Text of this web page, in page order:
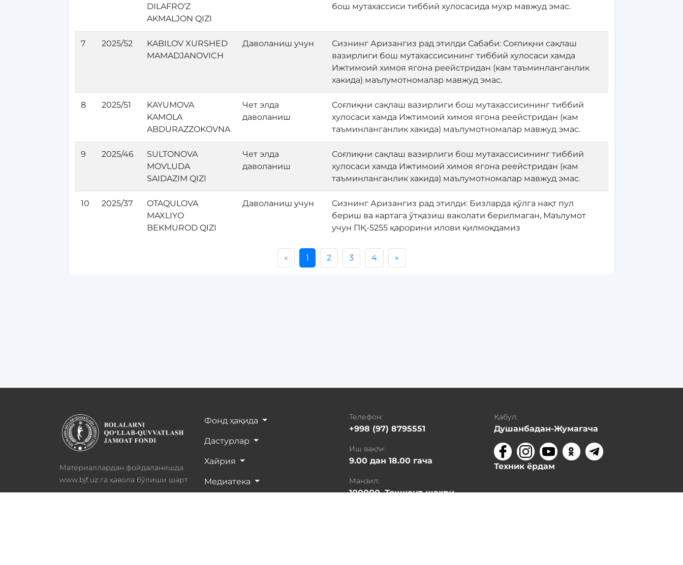
DILAFRO‘Z
AKMALJON QIZI
бош мутахассиси тиббий хулосасида мухр мавжуд эмас.
7 2025/52
KABILOV XURSHED
MAMADJANOVICH
Даволаниш учун
Сизнинг Аризангиз рад этилди Сабаби: Соғлиқни сақлаш
вазирлиги бош мутахассисининг тиббий хулосаси хамда
Ижтимоий химоя ягона реейстридан (кам таъминланганлик
хакида) маълумотномалар мавжуд эмас.
8 2025/51
KAYUMOVA
KAMOLA
ABDURAZZOKOVNA
Чет элда
даволаниш
Соғлиқни сақлаш вазирлиги бош мутахассисининг тиббий
хулосаси хамда Ижтимоий химоя ягона реейстридан (кам
таъминланганлик хакида) маълумотномалар мавжуд эмас.
9 2025/46
SULTONOVA
MOVLUDA
SAIDAZIM QIZI
Чет элда
даволаниш
Соғлиқни сақлаш вазирлиги бош мутахассисининг тиббий
хулосаси хамда Ижтимоий химоя ягона реейстридан (кам
таъминланганлик хакида) маълумотномалар мавжуд эмас.
10 2025/37
OTAQULOVA
MAXLIYO
BEKMUROD QIZI
Даволаниш учун
Сизнинг Аризангиз рад этилди: Бизларда қўлга нақт пул
бериш ва картага ўтқазиш ваколати берилмаган, Маълумот
учун ПҚ-5255 қарорини илови қилмоқдамиз
« 1 2 3 4 »
Материаллардан фойдаланишда
www.bjf.uz га ҳавола бўлиши шарт
Фонд ҳақида
Дастурлар
Хайрия
Медиатека
Телефон:
+998 (97) 8795551
Иш вақти:
9.00 дан 18.00 гача
Манзил:
100000, Тошкент шахри,
Қабул:
Душанбадан-Жумагача
Техник ёрдам